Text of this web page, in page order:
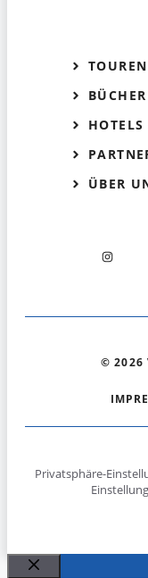
BÜCHER
ÜBER
© 2026
Privatsphäre-